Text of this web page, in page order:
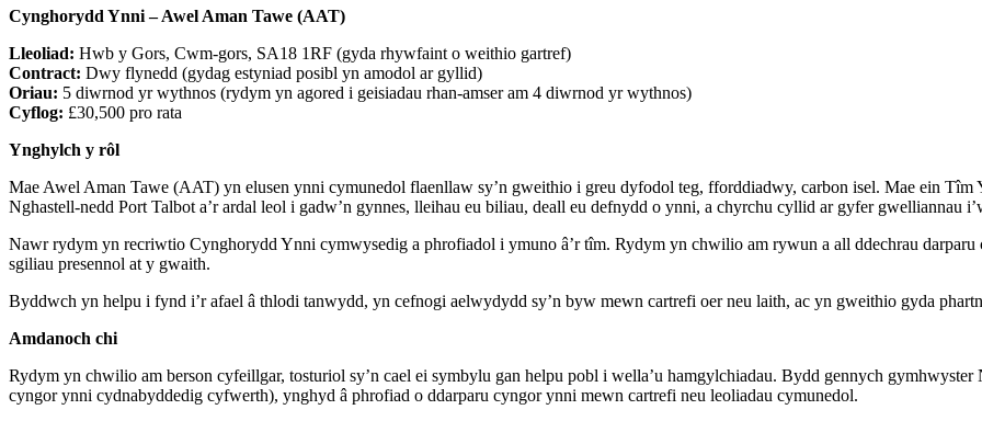
Cynghorydd Ynni – Awel Aman Tawe (AAT)
Lleoliad: Hwb y Gors, Cwm-gors, SA18 1RF (gyda rhywfaint o weithio gartref)
Contract: Dwy flynedd (gydag estyniad posibl yn amodol ar gyllid)
Oriau: 5 diwrnod yr wythnos (rydym yn agored i geisiadau rhan-amser am 4 diwrnod yr wythnos)
Cyflog: £30,500 pro rata
Ynghylch y rôl
Mae Awel Aman Tawe (AAT) yn elusen ynni cymunedol flaenllaw sy’n gweithio i greu dyfodol teg, fforddiadwy, carbon isel. Mae ein
Nghastell-nedd Port Talbot a’r ardal leol i gadw’n gynnes, lleihau eu biliau, deall eu defnydd o ynni, a chyrchu cyllid ar gyfer gwelliannau
Nawr rydym yn recriwtio Cynghorydd Ynni cymwysedig a phrofiadol i ymuno â’r tîm. Rydym yn chwilio am rywun a all ddechrau
sgiliau presennol at y gwaith.
Byddwch yn helpu i fynd i’r afael â thlodi tanwydd, yn cefnogi aelwydydd sy’n byw mewn cartrefi oer neu laith, ac yn gweithio gyda
Amdanoch chi
Rydym yn chwilio am berson cyfeillgar, tosturiol sy’n cael ei symbylu gan helpu pobl i wella’u hamgylchiadau. Bydd gennych
cyngor ynni cydnabyddedig cyfwerth), ynghyd â phrofiad o ddarparu cyngor ynni mewn cartrefi neu leoliadau cymunedol.